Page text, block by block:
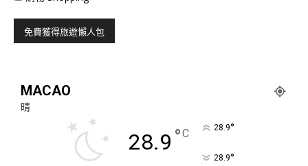
MACAO
晴
28.9 °C 28.9°
28.9°